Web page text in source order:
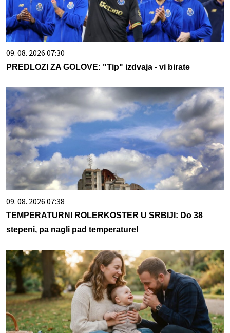
09. 08. 2026 07:30
PREDLOZI ZA GOLOVE: "Tip" izdvaja - vi birate
09. 08. 2026 07:38
TEMPERATURNI ROLERKOSTER U SRBIJI: Do 38
stepeni, pa nagli pad temperature!